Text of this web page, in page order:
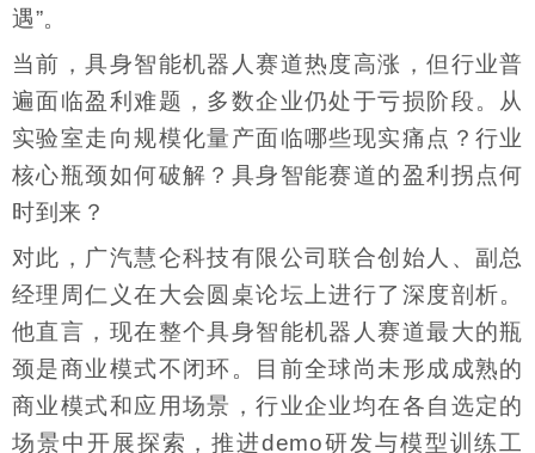
遇”。
当前，具身智能机器人赛道热度高涨，但行业普
遍面临盈利难题，多数企业仍处于亏损阶段。从
实验室走向规模化量产面临哪些现实痛点？行业
核心瓶颈如何破解？具身智能赛道的盈利拐点何
时到来？
对此，广汽慧仑科技有限公司联合创始人、副总
经理周仁义在大会圆桌论坛上进行了深度剖析。
他直言，现在整个具身智能机器人赛道最大的瓶
颈是商业模式不闭环。目前全球尚未形成成熟的
商业模式和应用场景，行业企业均在各自选定的
场景中开展探索，推进demo研发与模型训练工